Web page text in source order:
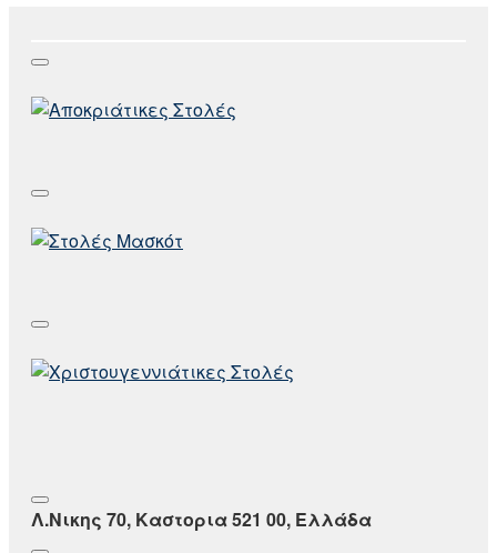
Λ.Νικης 70, Καστορια 521 00, Ελλάδα